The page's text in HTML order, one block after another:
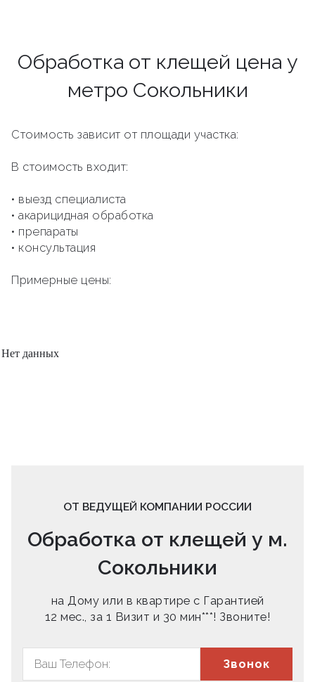
Обработка от клещей цена у
метро Сокольники
Стоимость зависит от площади участка:
В стоимость входит:
• выезд специалиста
• акарицидная обработка
• препараты
• консультация
Примерные цены:
Нет данных
ОТ ВЕДУЩЕЙ КОМПАНИИ РОССИИ
Обработка от клещей у м.
Сокольники
на Дому или в квартире с Гарантией
12 мес., за 1 Визит и 30 мин***! Звоните!
Звонок